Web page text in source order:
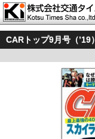
CARトップ9月号（’19）